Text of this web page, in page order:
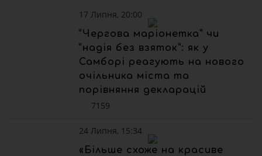
17 Липня, 20:00
“Чергова маріонетка” чи
“надія без взяток”: як у
Самборі реагують на нового
очільника міста та
порівняння декларацій
7159
24 Липня, 15:34
«Більше схоже на красиве